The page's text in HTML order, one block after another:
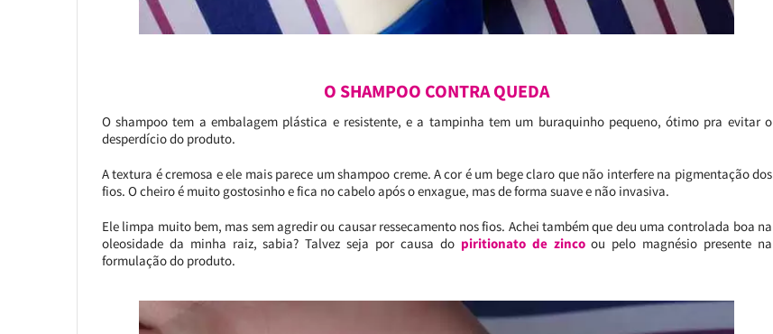
O SHAMPOO CONTRA QUEDA
O shampoo tem a embalagem plástica e resistente, e a tampinha tem um buraquinho pequeno, ótimo pra evitar o
desperdício do produto.
A textura é cremosa e ele mais parece um shampoo creme. A cor é um bege claro que não interfere na pigmentação dos
fios. O cheiro é muito gostosinho e fica no cabelo após o enxague, mas de forma suave e não invasiva.
Ele limpa muito bem, mas sem agredir ou causar ressecamento nos fios. Achei também que deu uma controlada boa na
oleosidade da minha raiz, sabia? Talvez seja por causa do piritionato de zincoou pelo magnésio presente na
formulação do produto.